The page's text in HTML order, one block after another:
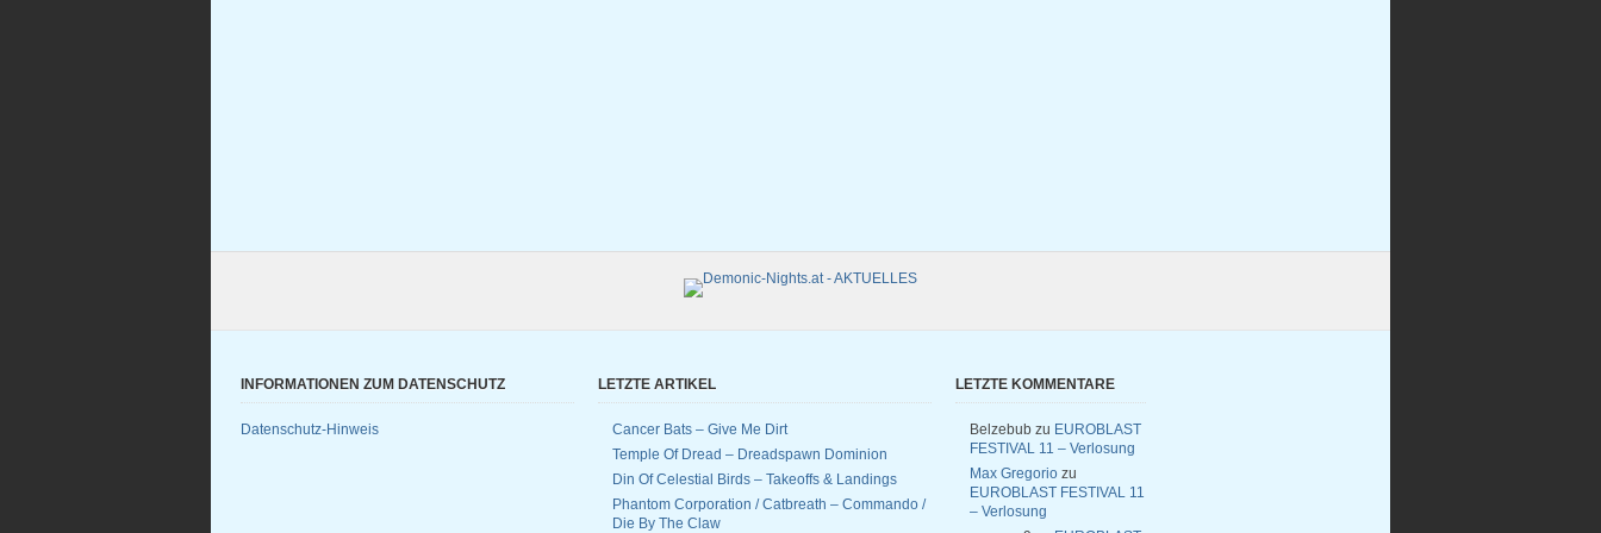
INFORMATIONEN ZUM DATENSCHUTZ
Datenschutz-Hinweis
LETZTE ARTIKEL
Cancer Bats – Give Me Dirt
Temple Of Dread – Dreadspawn Dominion
Din Of Celestial Birds – Takeoffs & Landings
Phantom Corporation / Catbreath – Commando /
Die By The Claw
LETZTE KOMMENTARE
Belzebub zu EUROBLAST
FESTIVAL 11 – Verlosung
Max Gregorio zu
EUROBLAST FESTIVAL 11
– Verlosung